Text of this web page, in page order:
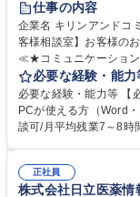
仕事の内容
企業名 キリンアンドコミュニケ
客様相談室】お客様のお声
≪★コミュニケーショ
お客様のお声をより良
様相談室でのお仕事です。 日々お客様からいただくキリングル
意見を、企業活動に活
って対応、情報提供す
平均100件前後■メール・手紙：同上
相談室】お客様のお声
必要な経験・能力
必要な経験・能力等 【
PCが使える方（Word
談可/月平均残業7～8時間程度 【入社後の研修】着任から1
すのでご安心ください
う会社として、お客様
正社員
株式会社日立医薬情